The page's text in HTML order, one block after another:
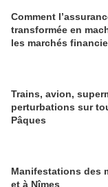
Comment
transformée en
les marchés
Trains, avion,
perturbations sur
Pâques
Manifestations des
et à Nîmes